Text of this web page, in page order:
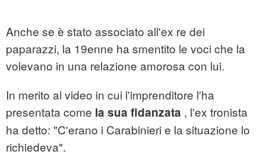
Anche se è stato associato all'ex re dei
paparazzi, la 19enne ha smentito le voci che la
volevano in una relazione amorosa con lui.
In merito al video in cui l'imprenditore l'ha
presentata come la sua fidanzata , l'ex tronista
ha detto: "C'erano i Carabinieri e la situazione lo
richiedeva".